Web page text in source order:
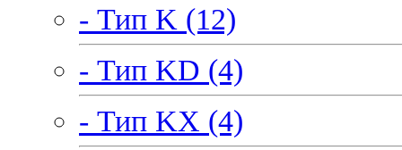
- Тип K (12)
- Тип KD (4)
- Тип KX (4)